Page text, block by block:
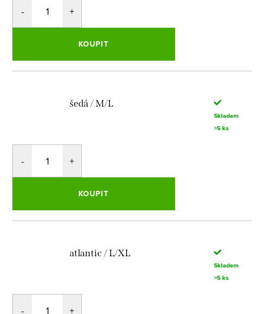
KOUPIT
šedá / M/L
Skladem
>5 ks
KOUPIT
atlantic / L/XL
Skladem
>5 ks